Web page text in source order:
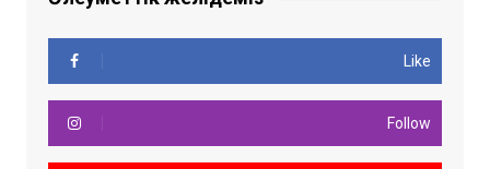
Like
Follow